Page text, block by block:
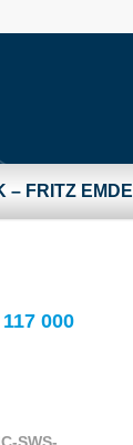
– FRITZ EMDE
000